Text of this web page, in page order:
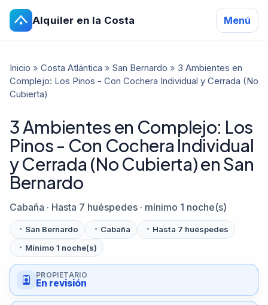
Alquiler en la Costa Menú
Inicio » Costa Atlántica » San Bernardo » 3 Ambientes en
Complejo: Los Pinos - Con Cochera Individual y Cerrada (No
Cubierta)
3 Ambientes en Complejo: Los
Pinos - Con Cochera Individual
y Cerrada (No Cubierta) en San
Bernardo
Cabaña · Hasta 7 huéspedes · mínimo 1 noche(s)
San Bernardo Cabaña
Hasta 7 huéspedes
Mínimo 1 noche(s)
PROPIETARIO
En revisión